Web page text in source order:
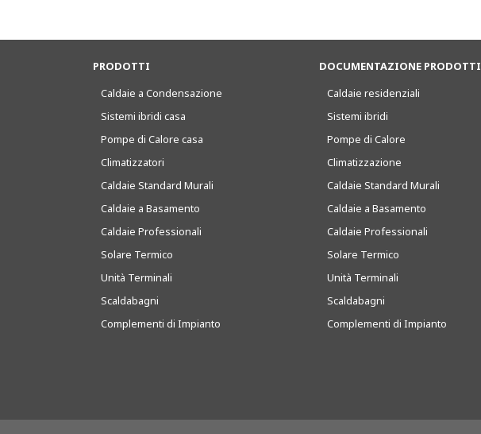
PRODOTTI
Caldaie a Condensazione
Sistemi ibridi casa
Pompe di Calore casa
Climatizzatori
Caldaie Standard Murali
Caldaie a Basamento
Caldaie Professionali
Solare Termico
Unità Terminali
Scaldabagni
Complementi di Impianto
DOCUMENTAZIONE PRODOTTI
Caldaie residenziali
Sistemi ibridi
Pompe di Calore
Climatizzazione
Caldaie Standard Murali
Caldaie a Basamento
Caldaie Professionali
Solare Termico
Unità Terminali
Scaldabagni
Complementi di Impianto